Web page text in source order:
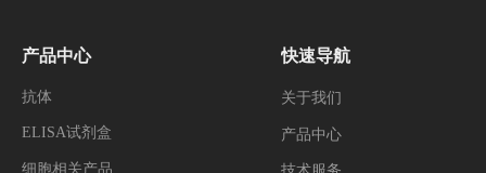
产品中心
抗体
ELISA试剂盒
细胞相关产品
快速导航
关于我们
产品中心